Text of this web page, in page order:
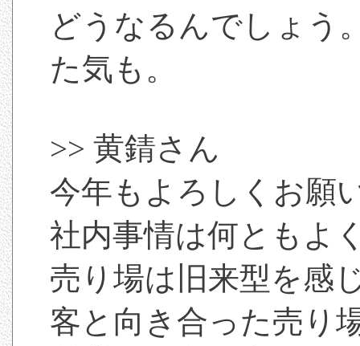
どうなるんでしょう
た気も。
>> 黄錆さん
今年もよろしくお願
社内事情は何ともよ
売り場は旧来型を感
客と向き合った売り